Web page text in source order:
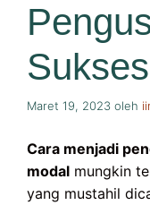
Maret 19, 2023 oleh
Cara menjadi
modal mungkin
yang mustahil